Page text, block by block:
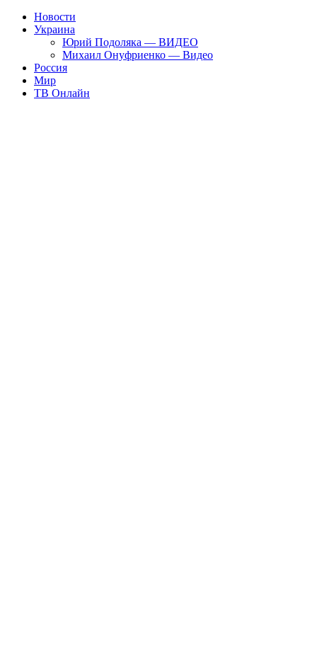
Новости
Украина
Юрий Подоляка — ВИДЕО
Михаил Онуфриенко — Видео
Россия
Мир
ТВ Онлайн